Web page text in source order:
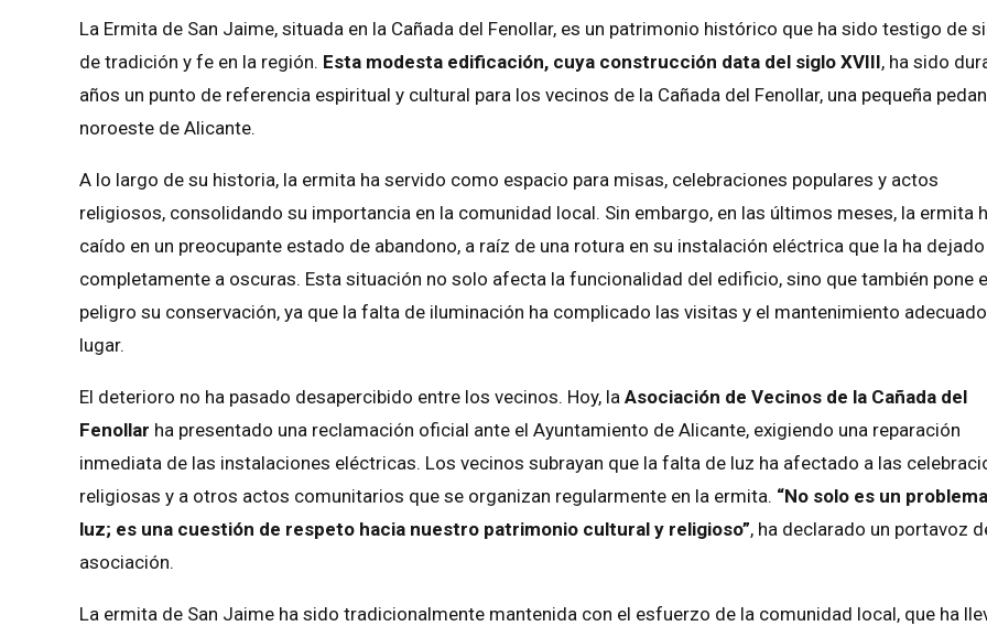
La Ermita de San Jaime, situada en la Cañada del Fenollar, es un patrimonio histórico que ha sido testigo de
de tradición y fe en la región. Esta modesta edificación, cuya construcción data del siglo XVIII, ha sido
años un punto de referencia espiritual y cultural para los vecinos de la Cañada del Fenollar, una pequeña
noroeste de Alicante.
A lo largo de su historia, la ermita ha servido como espacio para misas, celebraciones populares y actos
religiosos, consolidando su importancia en la comunidad local. Sin embargo, en las últimos meses, la ermita
caído en un preocupante estado de abandono, a raíz de una rotura en su instalación eléctrica que la ha dejado
completamente a oscuras. Esta situación no solo afecta la funcionalidad del edificio, sino que también pone
peligro su conservación, ya que la falta de iluminación ha complicado las visitas y el mantenimiento
lugar.
El deterioro no ha pasado desapercibido entre los vecinos. Hoy, la Asociación de Vecinos de la Cañada del
Fenollar ha presentado una reclamación oficial ante el Ayuntamiento de Alicante, exigiendo una reparación
inmediata de las instalaciones eléctricas. Los vecinos subrayan que la falta de luz ha afectado a las
religiosas y a otros actos comunitarios que se organizan regularmente en la ermita. “No solo es un
luz; es una cuestión de respeto hacia nuestro patrimonio cultural y religioso”, ha declarado un portavoz
asociación.
La ermita de San Jaime ha sido tradicionalmente mantenida con el esfuerzo de la comunidad local, que ha